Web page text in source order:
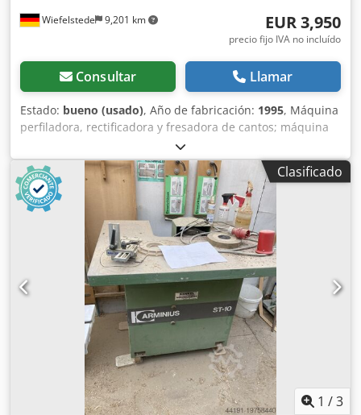
Wiefelstede 9,201 km EUR 3,950
precio fijo IVA no incluído
Consultar Llamar
Estado: bueno (usado), Año de fabricación: 1995, Máquina
perfiladora, rectificadora y fresadora de cantos; máquina
rectificadora de cantos; rectificadora de cantos; máquina
rectificadora. -Con dispositivo de copiado. -2 fresas. Cjdscg
Al Sjpfx Agqerf -Potencia: 1,5 kW. -Velocidad: 3000-6000
rpm. -1 cabezal de rectificado. -Potencia: 1,1 kW. -
Velocidad: 500-1500 rpm. -Los cabezales de fresado y
rectificado son ajustables en grosor. -Grosor máximo de la
pieza de trabajo: 40 mm. -Radio máximo de las esquinas:
40 mm. -Dimensiones: 1200/1600/A1520 mm. -Peso: 782 kg.
Clasificado
1 /3